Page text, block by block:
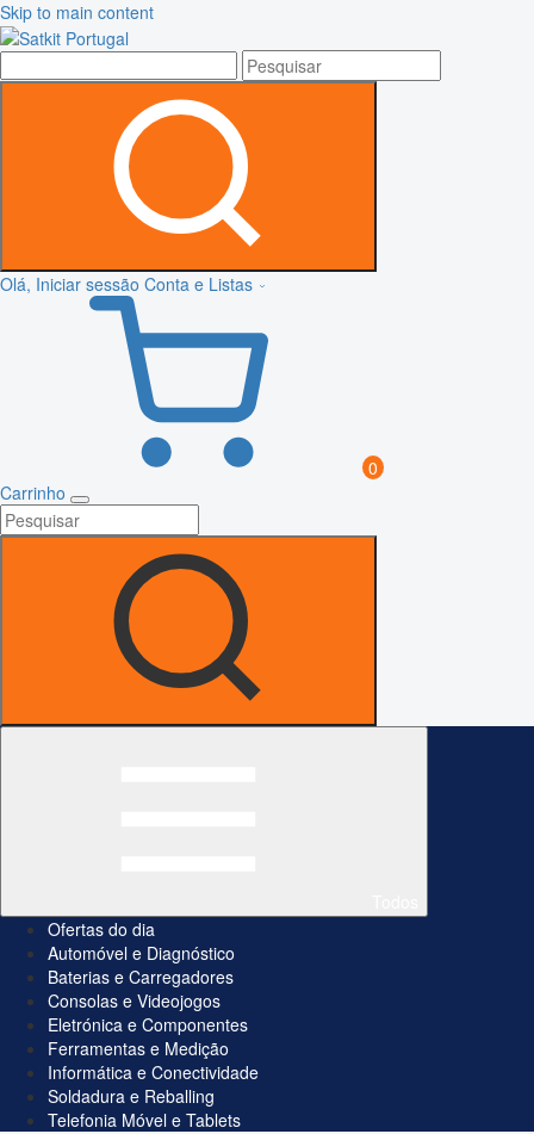
Skip to main content
Olá, Iniciar sessão Conta e Listas
0
Carrinho
Ofertas do dia
Automóvel e Diagnóstico
Baterias e Carregadores
Consolas e Videojogos
Eletrónica e Componentes
Ferramentas e Medição
Informática e Conectividade
Soldadura e Reballing
Telefonia Móvel e Tablets